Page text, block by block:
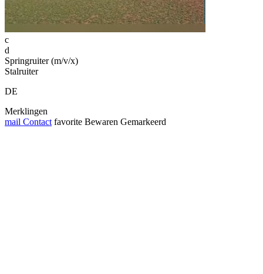
c
d
Springruiter (m/v/x)
Stalruiter
DE
Merklingen
mail Contact favorite Bewaren Gemarkeerd